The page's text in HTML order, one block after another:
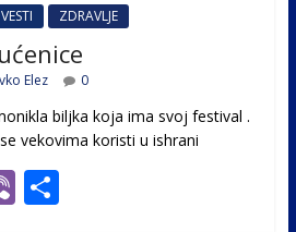
ZDRAVLJE
Elez 0
biljka koja ima svoj festival .
vekovima koristi u ishrani
Vi S